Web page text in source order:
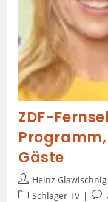
ZDF-
Gäste
Heinz Glawischnig
Schlager TV